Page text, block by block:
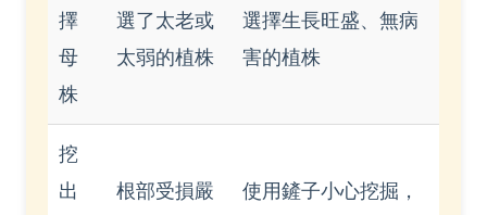
擇
母
株
選了太老或
太弱的植株
選擇生長旺盛、無病
害的植株
挖
出
根部受損嚴
使用鏟子小心挖掘，